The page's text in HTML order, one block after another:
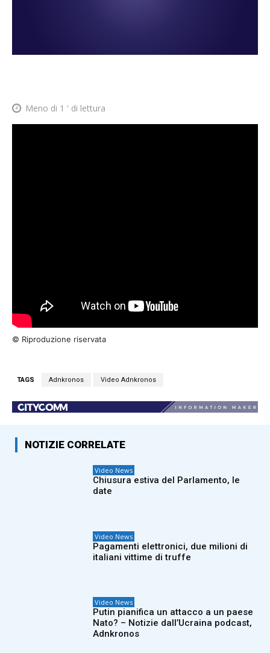
Meno di 1 ' di lettura
© Riproduzione riservata
TAGS Adnkronos Video Adnkronos
NOTIZIE CORRELATE
Video News
Chiusura estiva del Parlamento, le
date
Video News
Pagamenti elettronici, due milioni di
italiani vittime di truffe
Video News
Putin pianifica un attacco a un paese
Nato? – Notizie dall’Ucraina podcast,
Adnkronos